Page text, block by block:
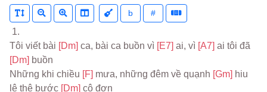
b #
1.
Tôi viết bài [Dm] ca, bài ca buồn vì [E7] ai, vì [A7]
[Dm] buồn
Những khi chiều [F] mưa, những đêm về quạnh [Gm] hiu
lê thê bước [Dm] cô đơn